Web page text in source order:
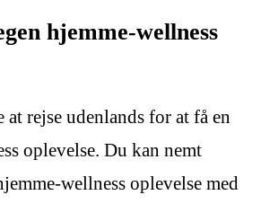
hjemme-wellness
rejse udenlands for at få en
oplevelse. Du kan nemt
wellness oplevelse med